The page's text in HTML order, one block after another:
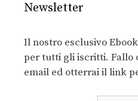
Newsletter
Il nostro esclusivo
per tutti gli iscritti. Fallo
email ed otterrai il link